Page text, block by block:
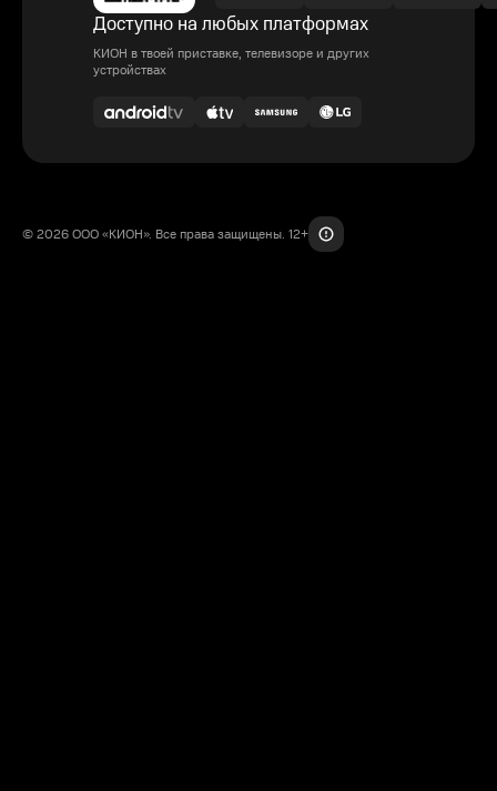
Доступно на любых платформах
КИОН в твоей приставке, телевизоре и других
устройствах
© 2026 ООО «КИОН». Все права защищены. 12+